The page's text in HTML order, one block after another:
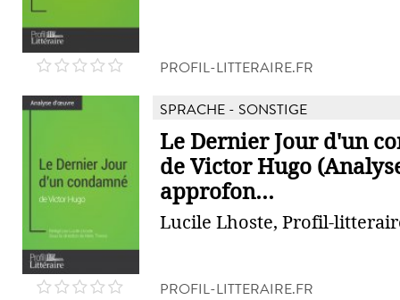
PROFIL-LITTERAIRE.FR
SPRACHE - SONSTIGE
Le Dernier Jour d'un
de Victor Hugo
approfon...
Lucile Lhoste, Profil-
PROFIL-LITTERAIRE.FR